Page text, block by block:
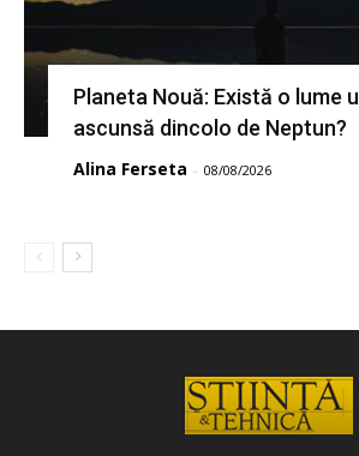
Planeta Nouă: Există o lume
ascunsă dincolo de Neptun?
Alina Ferseta - 08/08/2026